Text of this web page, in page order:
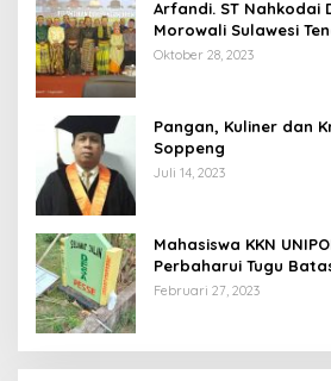
Arfandi. ST Nahkodai
Morowali Sulawesi
Oktober 28, 2023
Pangan, Kuliner dan
Soppeng
Juli 14, 2023
Mahasiswa KKN
Perbaharui Tugu
Februari 27, 2023